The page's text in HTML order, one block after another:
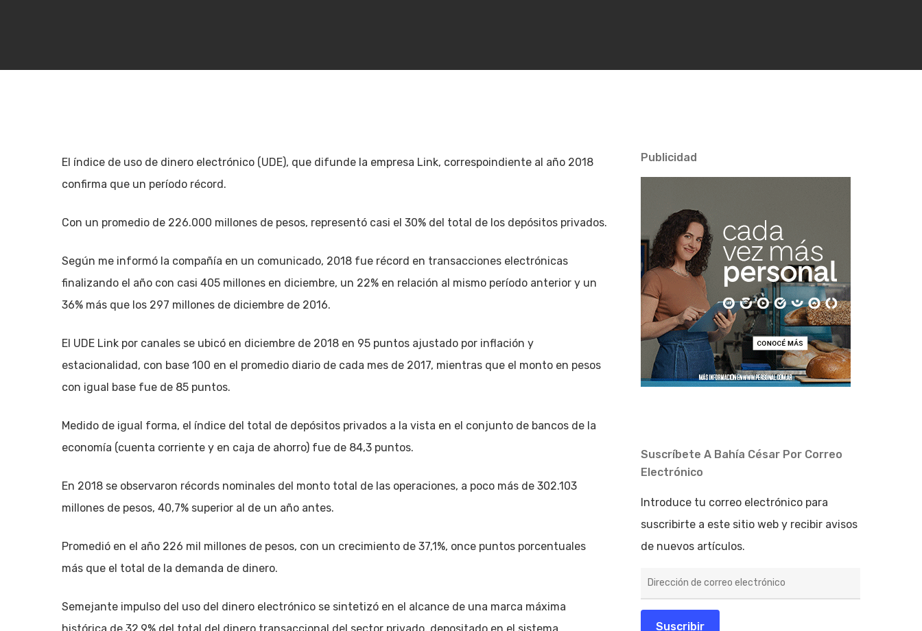
Hit enter to search or ESC to close
El índice de uso de dinero electrónico (UDE), que difunde la empresa Link, correspoindiente al año 2018
confirma que un período récord.
Con un promedio de 226.000 millones de pesos, representó casi el 30% del total de los depósitos privados.
Según me informó la compañía en un comunicado, 2018 fue récord en transacciones electrónicas
finalizando el año con casi 405 millones en diciembre, un 22% en relación al mismo período anterior y un
36% más que los 297 millones de diciembre de 2016.
El UDE Link por canales se ubicó en diciembre de 2018 en 95 puntos ajustado por inflación y
estacionalidad, con base 100 en el promedio diario de cada mes de 2017, mientras que el monto en pesos
con igual base fue de 85 puntos.
Medido de igual forma, el índice del total de depósitos privados a la vista en el conjunto de bancos de la
economía (cuenta corriente y en caja de ahorro) fue de 84,3 puntos.
En 2018 se observaron récords nominales del monto total de las operaciones, a poco más de 302.103
millones de pesos, 40,7% superior al de un año antes.
Promedió en el año 226 mil millones de pesos, con un crecimiento de 37,1%, once puntos porcentuales
más que el total de la demanda de dinero.
Semejante impulso del uso del dinero electrónico se sintetizó en el alcance de una marca máxima
Publicidad
Suscríbete A Bahía César Por Correo
Electrónico
Introduce tu correo electrónico para
suscribirte a este sitio web y recibir avisos
de nuevos artículos.
de
electrónico
Suscribir